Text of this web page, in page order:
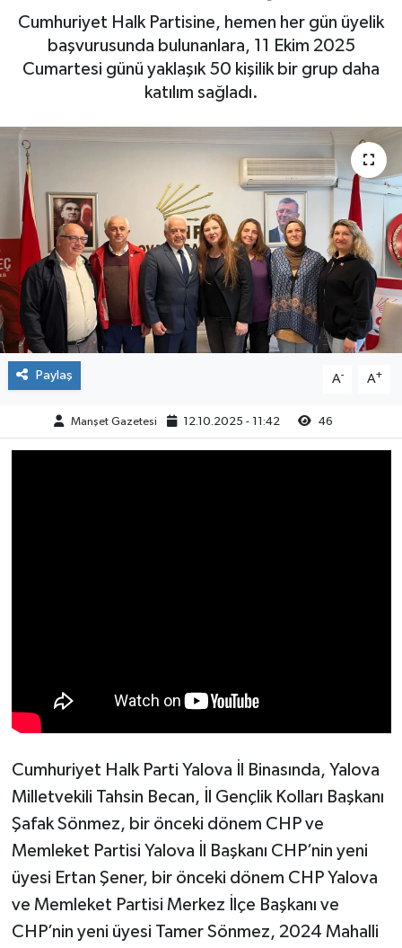
Cumhuriyet Halk Partisine, hemen her gün üyelik
başvurusunda bulunanlara, 11 Ekim 2025
Cumartesi günü yaklaşık 50 kişilik bir grup daha
katılım sağladı.
Paylaş A- A+
Manşet Gazetesi 12.10.2025 - 11:42 46
Cumhuriyet Halk Parti Yalova İl Binasında, Yalova
Milletvekili Tahsin Becan, İl Gençlik Kolları Başkanı
Şafak Sönmez, bir önceki dönem CHP ve
Memleket Partisi Yalova İl Başkanı CHP’nin yeni
üyesi Ertan Şener, bir önceki dönem CHP Yalova
ve Memleket Partisi Merkez İlçe Başkanı ve
CHP’nin yeni üyesi Tamer Sönmez, 2024 Mahalli
Yaşam